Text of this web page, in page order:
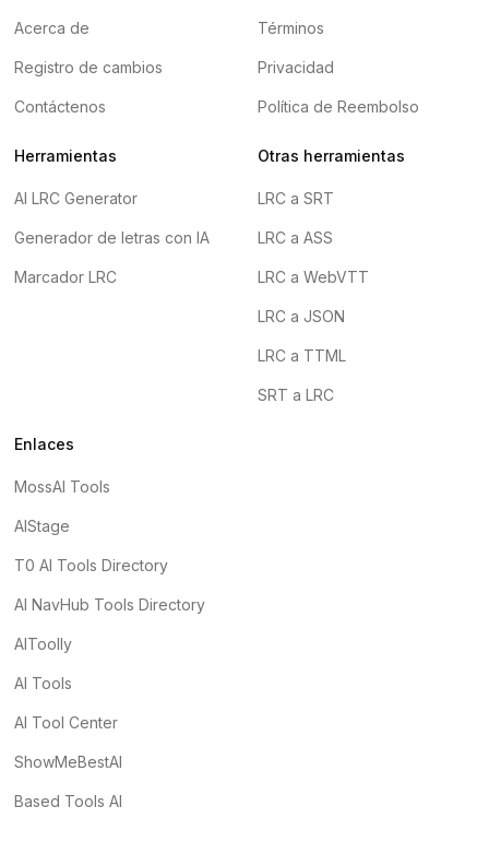
Acerca de
Registro de cambios
Contáctenos
Términos
Privacidad
Política de Reembolso
Herramientas
AI LRC Generator
Generador de letras con IA
Marcador LRC
Otras herramientas
LRC a SRT
LRC a ASS
LRC a WebVTT
LRC a JSON
LRC a TTML
SRT a LRC
Enlaces
MossAI Tools
AIStage
T0 AI Tools Directory
AI NavHub Tools Directory
AIToolly
AI Tools
AI Tool Center
ShowMeBestAI
Based Tools AI